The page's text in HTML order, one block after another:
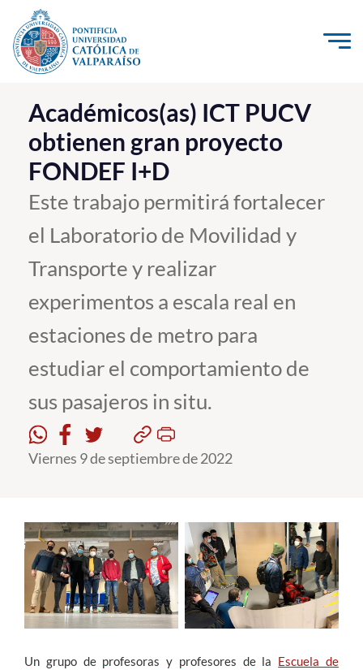
Click acá para ir directamente al contenido
La Universidad
Investigación, Creación e Innovación
PUCV Internacional
Vinculación con el Medio
Estudiantes
Académicos
Funcionarios
English
Académicos(as) ICT PUCV
obtienen gran proyecto
FONDEF I+D
Este trabajo permitirá fortalecer
el Laboratorio de Movilidad y
Transporte y realizar
experimentos a escala real en
estaciones de metro para
estudiar el comportamiento de
sus pasajeros in situ.
Viernes 9 de septiembre de 2022
Un grupo de profesoras y profesores de la Escuela de